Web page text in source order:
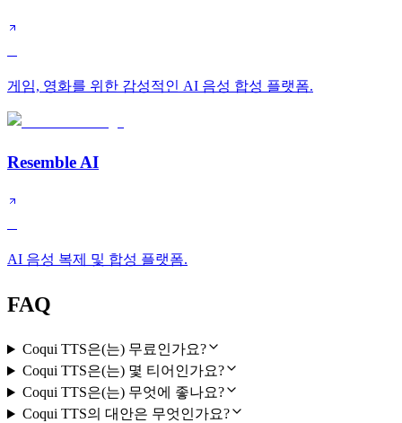
게임, 영화를 위한 감성적인 AI 음성 합성 플랫폼.
Resemble AI
AI 음성 복제 및 합성 플랫폼.
FAQ
Coqui TTS은(는) 무료인가요?
Coqui TTS은(는) 몇 티어인가요?
Coqui TTS은(는) 무엇에 좋나요?
Coqui TTS의 대안은 무엇인가요?